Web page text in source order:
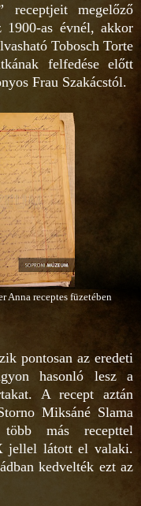
megelőző
1900-as évnél, akkor
Tobosch Torte
felfedése előtt
Frau Szakácstól.
Anna receptes füzetében
pontosan az eredeti
hasonló lesz a
A recept aztán
Miksáné Slama
több más recepttel
jellel látott el valaki.
kedvelték ezt az